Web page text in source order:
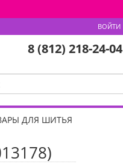
ВОЙТИ
8 (812) 218-24-04
ДЛЯ ШИТЬЯ